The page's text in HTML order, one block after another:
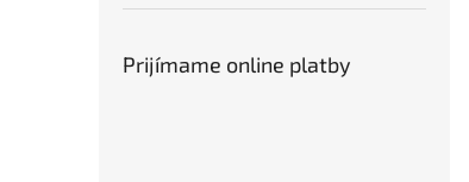
Prijímame online platby